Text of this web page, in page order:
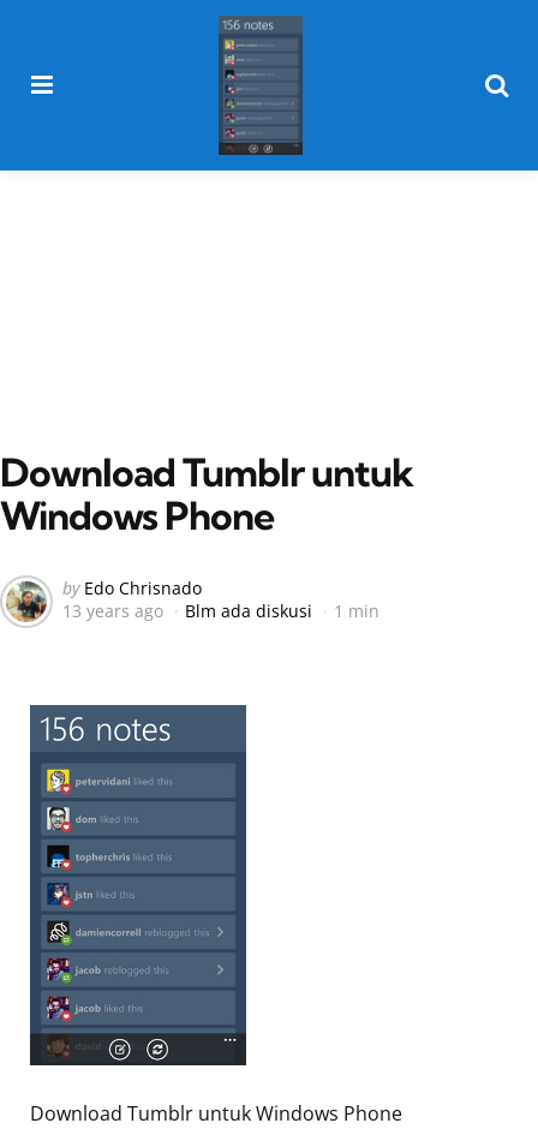
Download Tumblr untuk
Windows Phone
Posted
by
by Edo Chrisnado
13 years ago
Blm ada diskusi 1 min
Download Tumblr untuk Windows Phone